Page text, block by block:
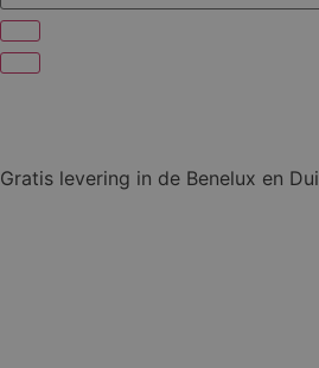
Gratis levering in de Benelux en